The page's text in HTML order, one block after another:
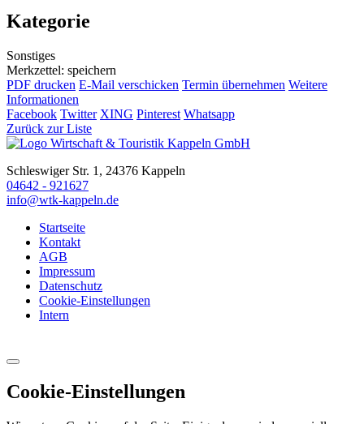
Kategorie
Sonstiges
Merkzettel: speichern
PDF drucken E-Mail verschicken Termin übernehmen Weitere
Informationen
Facebook Twitter XING Pinterest Whatsapp
Zurück zur Liste
Schleswiger Str. 1, 24376 Kappeln
04642 - 921627
info@wtk-kappeln.de
Startseite
Kontakt
AGB
Impressum
Datenschutz
Cookie-Einstellungen
Intern
Cookie-Einstellungen